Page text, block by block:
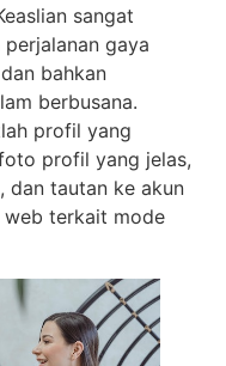
sangat
gaya
bahkan
berbusana.
profil yang
profil yang jelas,
dan tautan ke akun
web terkait mode